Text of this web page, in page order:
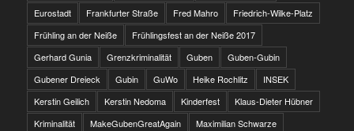
Eurostadt
Frankfurter Straße Fred Mahro
Friedrich-Wilke-Platz
Frühling an der Neiße
Frühlingsfest an der Neiße 2017
Gerhard Gunia
Grenzkriminalität Guben
Guben-Gubin
Gubener Dreieck
Gubin GuWo Heike Rochlitz
INSEK
Kerstin Geilich
Kerstin Nedoma Kinderfest
Klaus-Dieter Hübner
Kriminalität
MakeGubenGreatAgain
Maximilian Schwarze